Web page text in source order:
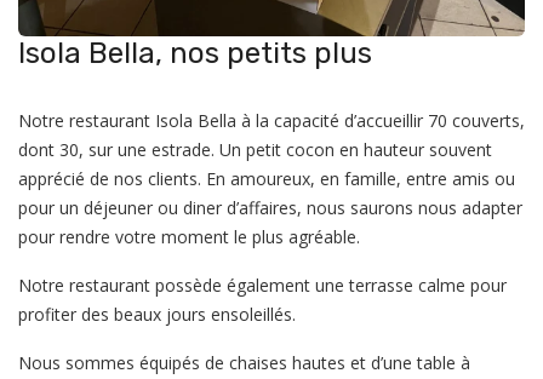
Isola Bella, nos petits plus
Notre restaurant Isola Bella à la capacité d’accueillir 70 couverts,
dont 30, sur une estrade. Un petit cocon en hauteur souvent
apprécié de nos clients. En amoureux, en famille, entre amis ou
pour un déjeuner ou diner d’affaires, nous saurons nous adapter
pour rendre votre moment le plus agréable.
Notre restaurant possède également une terrasse calme pour
profiter des beaux jours ensoleillés.
Nous sommes équipés de chaises hautes et d’une table à